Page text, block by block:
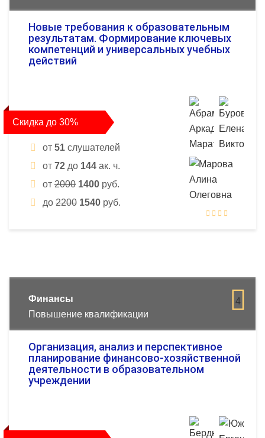
Новые требования к образовательным
результатам. Формирование ключевых
компетенций и универсальных учебных
действий
Скидка до 30%
от 51 слушателей
от 72 до 144 ак. ч.
от 2000 1400 руб.
до 2200 1540 руб.
4
Финансы
Повышение квалификации
Организация, анализ и перспективное
планирование финансово-хозяйственной
деятельности в образовательном
учреждении